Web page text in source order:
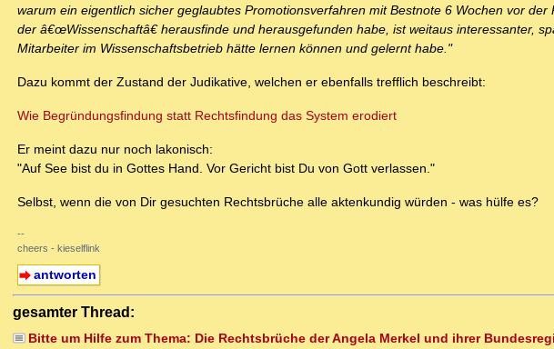
warum ein eigentlich sicher geglaubtes Promotionsverfahren mit Bestnote 6 Wochen vor
der â€œWissenschaftâ€ herausfinde und herausgefunden habe, ist weitaus interessanter,
Mitarbeiter im Wissenschaftsbetrieb hätte lernen können und gelernt habe."
Dazu kommt der Zustand der Judikative, welchen er ebenfalls trefflich beschreibt:
Wie Begründungsfindung statt Rechtsfindung das System erodiert
Er meint dazu nur noch lakonisch:
"Auf See bist du in Gottes Hand. Vor Gericht bist Du von Gott verlassen."
Selbst, wenn die von Dir gesuchten Rechtsbrüche alle aktenkundig würden - was hülfe es?
--
cheers - kieselflink
antworten
gesamter Thread:
Bitte um Hilfe zum Thema: Die Rechtsbrüche der Angela Merkel und ihrer